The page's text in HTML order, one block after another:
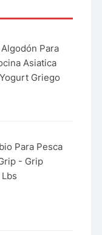
Para
Asiatica
Griego
Para Pesca
- Grip